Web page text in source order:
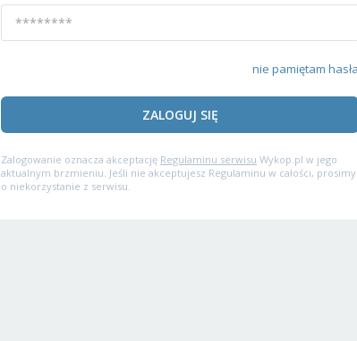
nie pamiętam hasła
ZALOGUJ SIĘ
Zalogowanie oznacza akceptację Regulaminu serwisu Wykop.pl w jego
aktualnym brzmieniu. Jeśli nie akceptujesz Regulaminu w całości, prosimy
o niekorzystanie z serwisu.